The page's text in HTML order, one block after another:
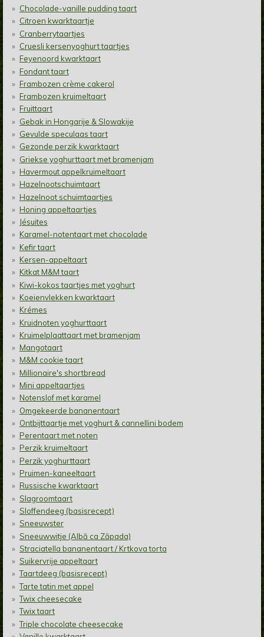
Chocolade-vanille pudding taart
Citroen kwarktaartje
Cranberrytaartjes
Cruesli kersenyoghurt taartjes
Feyenoord kwarktaart
Fondant taart
Frambozen crème cakerol
Frambozen kruimeltaart
Fruittaart
Gebak in Hongarije & Slowakije
Gevulde speculaas taart
Gezonde perzik kwarktaart
Griekse yoghurttaart met bramenjam
Havermout appelkruimeltaart
Hazelnootschuimtaart
Hazelnoot schuimtaartjes
Honing appeltaartjes
Jésuites
Karamel-notentaart met chocolade
Kefir taart
Kersen-appeltaart
Kitkat M&M taart
Kiwi-kokos taartjes met yoghurt
Koeienvlekken kwarktaart
Krémes
Kruidnoten yoghurttaart
Kruimelplaattaart met bramenjam
Mangotaart
M&M cookie taart
Millionaire's shortbread
Mini appeltaartjes
Notenslof met karamel
Omgekeerde bananentaart
Ontbijttaartje met yoghurt & cannellini bodem
Perentaart met noten
Perzik kruimeltaart
Perzik yoghurttaart
Pruimen-kaneeltaart
Russische kwarktaart
Slagroomtaart
Sloffendeeg (basisrecept)
Sneeuwster
Sneeuwwitje (Albă ca Zăpada)
Straciatella bananentaart / Krtkova torta
Suikervrije appeltaart
Taartdeeg (basisrecept)
Tarte tatin met appel
Twix cheesecake
Twix taart
Triple chocolate cheesecake